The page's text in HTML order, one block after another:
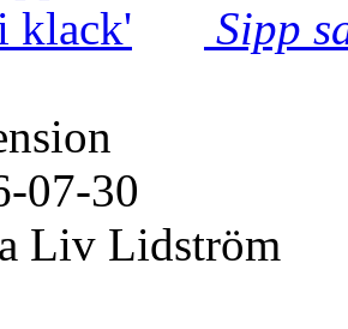
Sipp
07-30
Liv Lidström